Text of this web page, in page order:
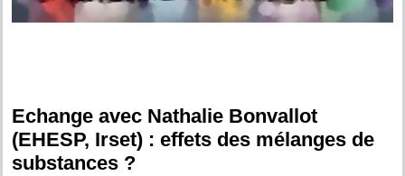
Echange avec Nathalie Bonvallot
(EHESP, Irset) : effets des mélanges de
substances ?